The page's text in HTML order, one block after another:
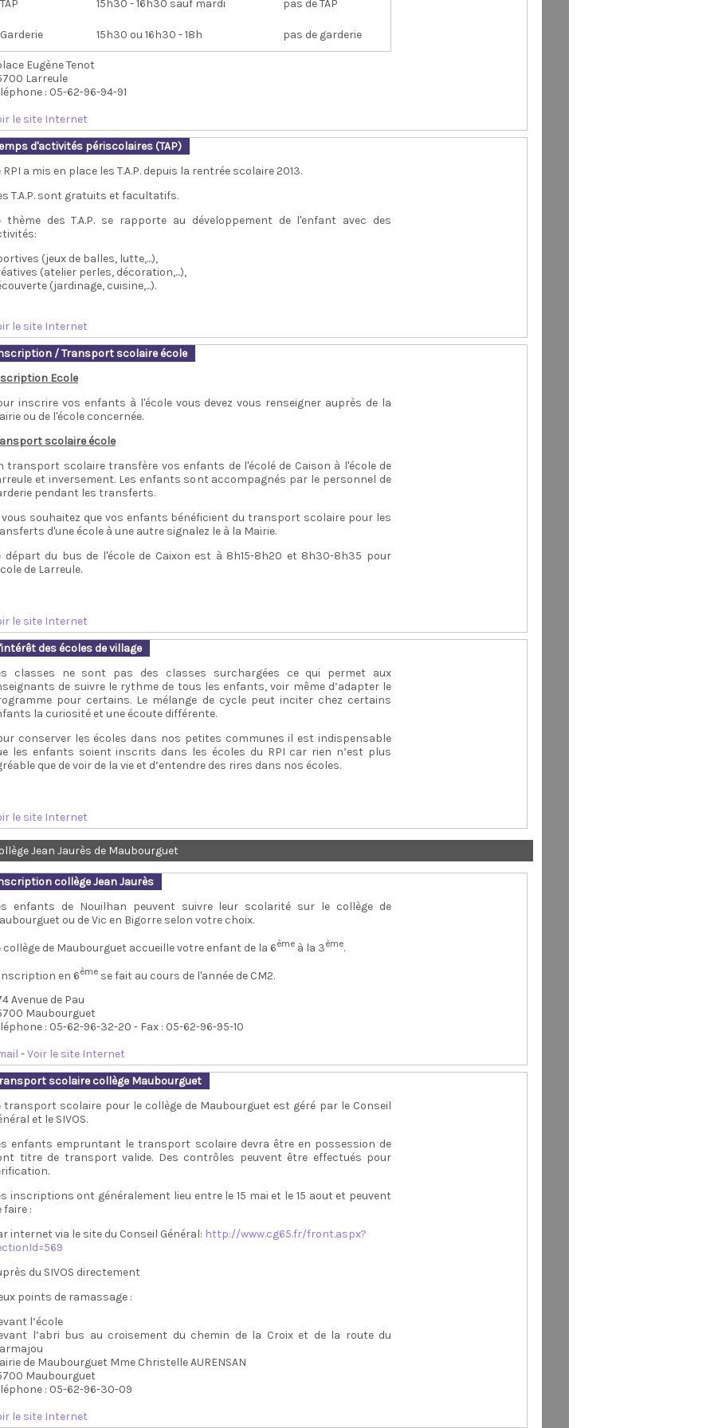
TAP 15h30 - 16h30 sauf mardi pas de TAP
Garderie 15h30 ou 16h30 - 18h pas de garderie
Eugène Tenot
Larreule
: 05-62-96-94-91
le site Internet
d'activités périscolaires (TAP)
RPI a mis en place les T.A.P. depuis la rentrée scolaire 2013.
T.A.P. sont gratuits et facultatifs.
thème des T.A.P. se rapporte au développement de l'enfant avec des
(jeux de balles, lutte,...),
(atelier perles, décoration,...),
(jardinage, cuisine,...).
le site Internet
/ Transport scolaire école
Ecole
inscrire vos enfants à l'école vous devez vous renseigner auprès de la
ou de l'école concernée.
scolaire école
transport scolaire transfère vos enfants de l'écolé de Caison à l'école de
et inversement. Les enfants sont accompagnés par le personnel de
pendant les transferts.
vous souhaitez que vos enfants bénéficient du transport scolaire pour les
d'une école à une autre signalez le à la Mairie.
départ du bus de l'école de Caixon est à 8h15-8h20 et 8h30-8h35 pour
de Larreule.
le site Internet
des écoles de village
classes ne sont pas des classes surchargées ce qui permet aux
de suivre le rythme de tous les enfants, voir même d’adapter le
pour certains. Le mélange de cycle peut inciter chez certains
la curiosité et une écoute différente.
conserver les écoles dans nos petites communes il est indispensable
les enfants soient inscrits dans les écoles du RPI car rien n’est plus
que de voir de la vie et d’entendre des rires dans nos écoles.
le site Internet
Jean Jaurès de Maubourguet
collège Jean Jaurès
enfants de Nouilhan peuvent suivre leur scolarité sur le collège de
ou de Vic en Bigorre selon votre choix.
collège de Maubourguet accueille votre enfant de la 6ème à la 3ème.
en 6ème se fait au cours de l'année de CM2.
Avenue de Pau
Maubourguet
: 05-62-96-32-20 - Fax : 05-62-96-95-10
-Voir le site Internet
scolaire collège Maubourguet
transport scolaire pour le collège de Maubourguet est géré par le Conseil
et le SIVOS.
enfants empruntant le transport scolaire devra être en possession de
titre de transport valide. Des contrôles peuvent être effectués pour
inscriptions ont généralement lieu entre le 15 mai et le 15 aout et peuvent
faire :
internet via le site du Conseil Général: http://www.cg65.fr/front.aspx?
du SIVOS directement
points de ramassage :
l’école
l’abri bus au croisement du chemin de la Croix et de la route du
de Maubourguet Mme Christelle AURENSAN
Maubourguet
: 05-62-96-30-09
le site Internet